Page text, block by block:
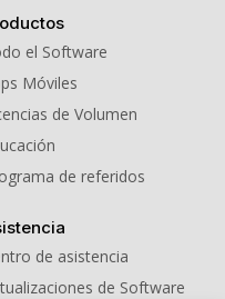
el Software
Móviles
de Volumen
de referidos
de asistencia
de Software